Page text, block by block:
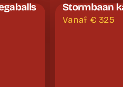
Stormbaan
Vanaf €325